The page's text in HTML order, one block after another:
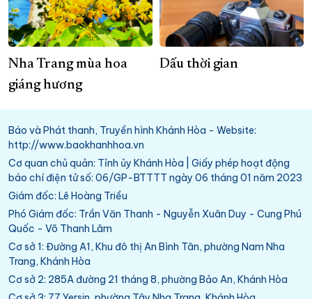
Nha Trang mùa hoa
giáng hương
Dấu thời gian
Báo và Phát thanh, Truyền hình Khánh Hòa - Website:
http://www.baokhanhhoa.vn
Cơ quan chủ quản: Tỉnh ủy Khánh Hòa | Giấy phép hoạt động
báo chí điện tử số: 06/GP-BTTTT ngày 06 tháng 01 năm 2023
Giám đốc: Lê Hoàng Triều
Phó Giám đốc: Trần Văn Thanh - Nguyễn Xuân Duy - Cung Phú
Quốc - Võ Thanh Lâm
Cơ sở 1: Đường A1, Khu đô thị An Bình Tân, phường Nam Nha
Trang, Khánh Hòa
Cơ sở 2: 285A đường 21 tháng 8, phường Bảo An, Khánh Hòa